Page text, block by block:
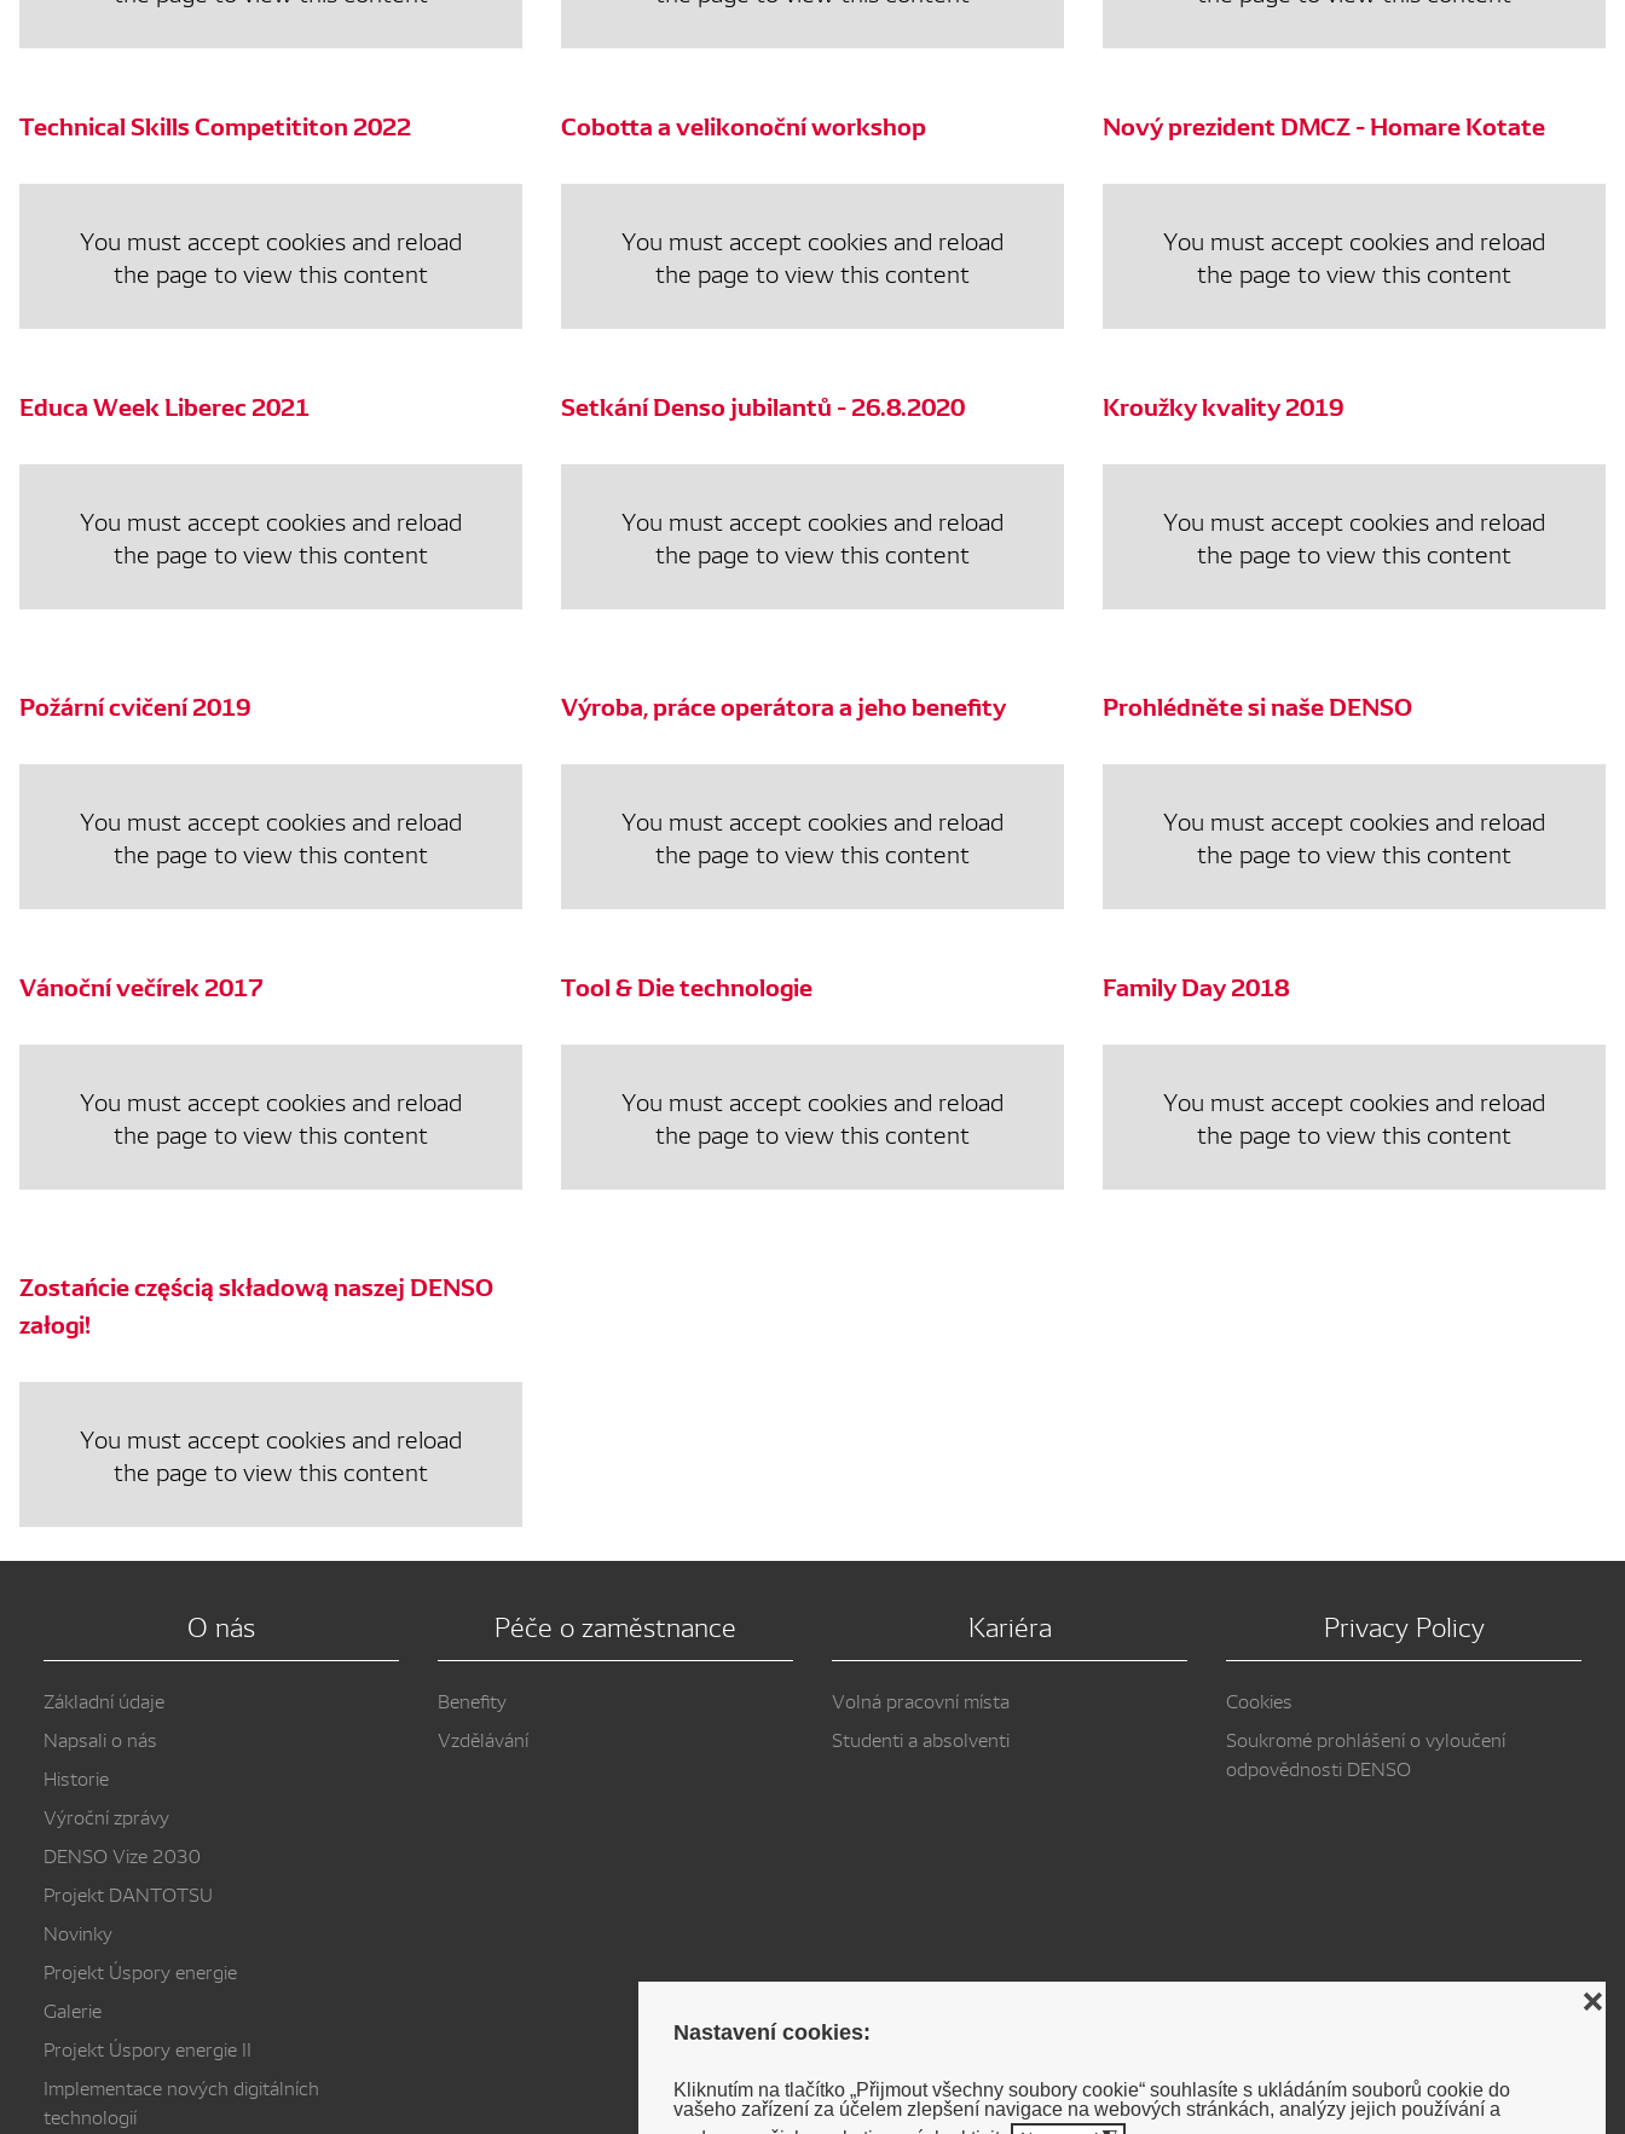
Nastavení cookies:
Kliknutím na tlačítko „Přijmout všechny soubory cookie“ souhlasíte s ukládáním souborů cookie do
vašeho zařízení za účelem zlepšení navigace na webových stránkách, analýzy jejich používání a
❌
Technical Skills Competititon 2022
You must accept cookies and reload
the page to view this content
Cobotta a velikonoční workshop
You must accept cookies and reload
the page to view this content
Nový prezident DMCZ - Homare Kotate
You must accept cookies and reload
the page to view this content
Educa Week Liberec 2021
You must accept cookies and reload
the page to view this content
Setkání Denso jubilantů - 26.8.2020
You must accept cookies and reload
the page to view this content
Kroužky kvality 2019
You must accept cookies and reload
the page to view this content
Požární cvičení 2019
You must accept cookies and reload
the page to view this content
Výroba, práce operátora a jeho benefity
You must accept cookies and reload
the page to view this content
Prohlédněte si naše DENSO
You must accept cookies and reload
the page to view this content
Vánoční večírek 2017
You must accept cookies and reload
the page to view this content
Tool & Die technologie
You must accept cookies and reload
the page to view this content
Family Day 2018
You must accept cookies and reload
the page to view this content
Zostańcie częścią składową naszej DENSO
załogi!
You must accept cookies and reload
the page to view this content
O nás
Základní údaje
Napsali o nás
Historie
Výroční zprávy
DENSO Vize 2030
Projekt DANTOTSU
Novinky
Projekt Úspory energie
Galerie
Projekt Úspory energie II
Implementace nových digitálních
technologií
Péče o zaměstnance
Benefity
Vzdělávání
Kariéra
Volná pracovní místa
Studenti a absolventi
Privacy Policy
Cookies
Soukromé prohlášení o vyloučení
odpovědnosti DENSO